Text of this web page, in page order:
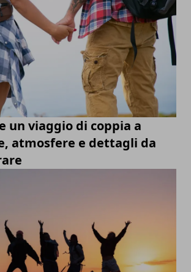
un viaggio di coppia a
atmosfere e dettagli da